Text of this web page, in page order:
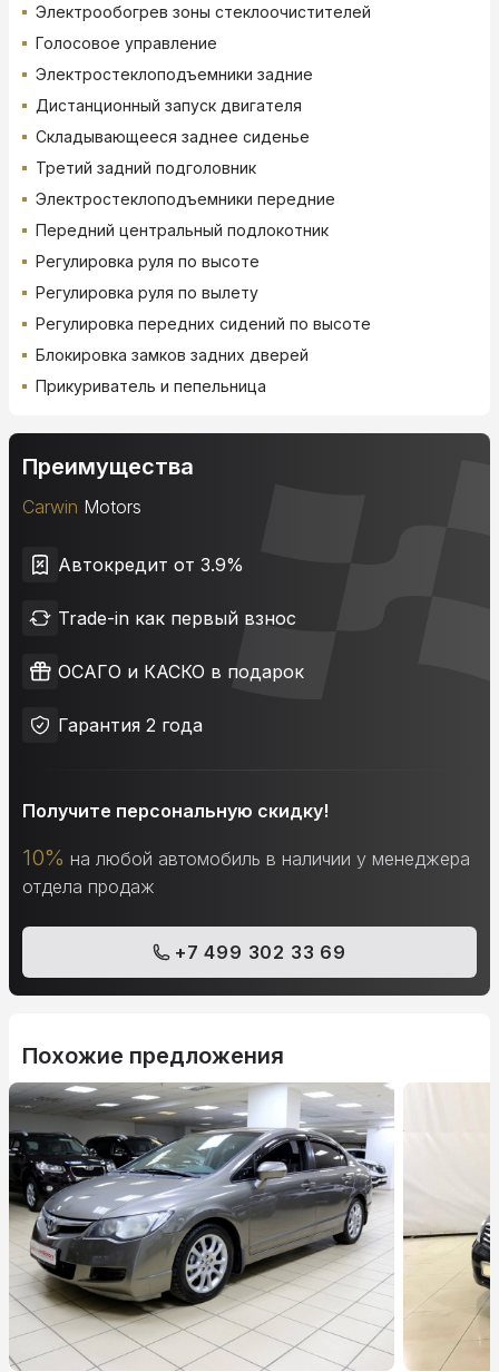
Электрообогрев зоны стеклоочистителей
Голосовое управление
Электростеклоподъемники задние
Дистанционный запуск двигателя
Складывающееся заднее сиденье
Третий задний подголовник
Электростеклоподъемники передние
Передний центральный подлокотник
Регулировка руля по высоте
Регулировка руля по вылету
Регулировка передних сидений по высоте
Блокировка замков задних дверей
Прикуриватель и пепельница
Преимущества
Carwin Motors
Автокредит от 3.9%
Trade-in как первый взнос
ОСАГО и КАСКО в подарок
Гарантия 2 года
Получите персональную скидку!
10% на любой автомобиль в наличии у менеджера
отдела продаж
+7 499 302 33 69
Похожие предложения